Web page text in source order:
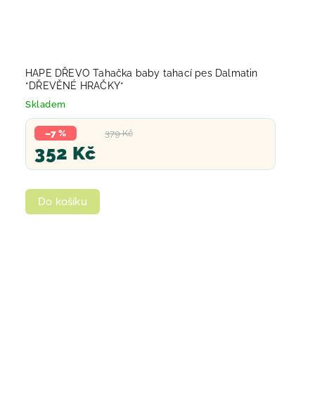
HAPE DŘEVO Tahačka baby tahací pes Dalmatin
*DŘEVĚNÉ HRAČKY*
Skladem
379 Kč
–7 %
352 Kč
Do košíku